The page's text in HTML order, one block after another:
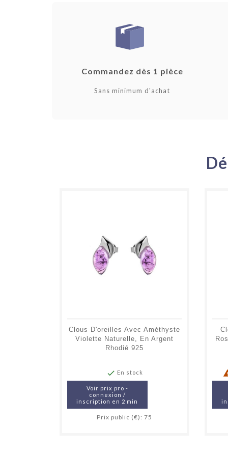
Commandez dès 1 pièce
Sans minimum d'achat
Clous D'oreilles Avec Améthyste
Violette Naturelle, En Argent
Rhodié 925
 En stock
Voir prix pro -
connexion /
inscription en 2 min
Prix public (€): 75